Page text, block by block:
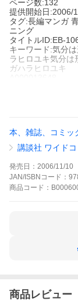
ページ数:132
提供開始日:2006/
タグ:長編マンガ
ニング
タイトルID:EB-
キーワード:気分
ラヒロユキ気分は
ガハラヒロユキ
グ
実在ニョーボとは
脱した無意識下に
て、一般的に“主
うかがい知れる日
ケースはまれであ
手には、性根の優
気分は形而上の
本、雑誌、コミッ
講談社 ワイド
発売日： 2006/11/10
JAN/ISBNコード：
商品 コード：
商品レビュー